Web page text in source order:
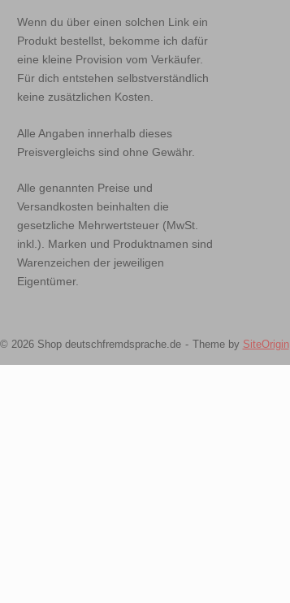
Wenn du über einen solchen Link ein
Produkt bestellst, bekomme ich dafür
eine kleine Provision vom Verkäufer.
Für dich entstehen selbstverständlich
keine zusätzlichen Kosten.
Alle Angaben innerhalb dieses
Preisvergleichs sind ohne Gewähr.
Alle genannten Preise und
Versandkosten beinhalten die
gesetzliche Mehrwertsteuer (MwSt.
inkl.). Marken und Produktnamen sind
Warenzeichen der jeweiligen
Eigentümer.
2026 Shop deutschfremdsprache.de Theme by SiteOrigin